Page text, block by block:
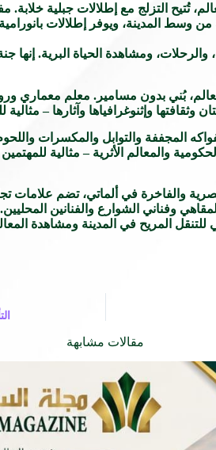
تُتيح التزلج مع إطلالات جبلية
المدينة، ويوفر إطلالات
ومشاهدة الحياة البرية. إنها
بُني بدون مسامير. معلم معماري
وإثنوغرافياها وآثارها – مثالية
المجففة والتوابل والمكسرات واللحوم
والمعالم الأثرية – مثالية للمهتمين
والفاخرة في ألماتي، تضم علامات
وفناني الشوارع والفنانين المحليين.
المريح في المدينة ومشاهدة
مقالات مشابهة